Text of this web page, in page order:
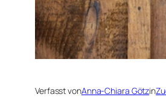
Verfasst vonAnna-Chiara Götzin